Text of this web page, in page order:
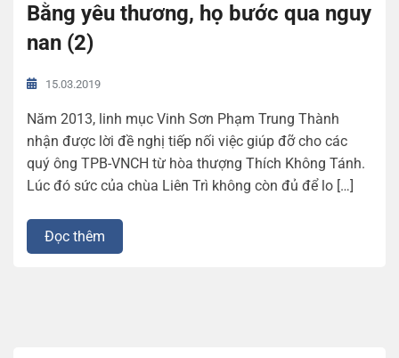
Bằng yêu thương, họ bước qua nguy
nan (2)
15.03.2019
Năm 2013, linh mục Vinh Sơn Phạm Trung Thành
nhận được lời đề nghị tiếp nối việc giúp đỡ cho các
quý ông TPB-VNCH từ hòa thượng Thích Không Tánh.
Lúc đó sức của chùa Liên Trì không còn đủ để lo […]
Đọc thêm